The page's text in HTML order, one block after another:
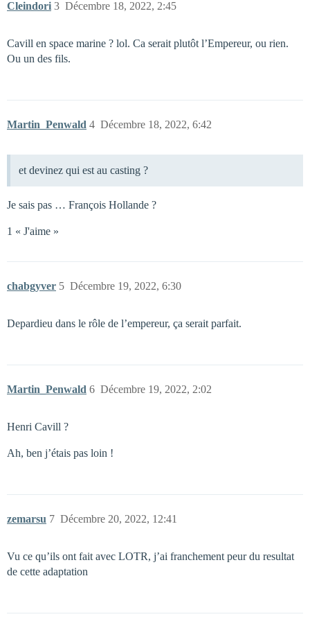
Cleindori Décembre 18, 2022, 2:45
3
Cavill en space marine ? lol. Ca serait plutôt l’Empereur, ou rien.
Ou un des fils.
Martin_Penwald Décembre 18, 2022, 6:42
4
et devinez qui est au casting ?
Je sais pas … François Hollande ?
1 « J'aime »
chabgyver Décembre 19, 2022, 6:30
5
Depardieu dans le rôle de l’empereur, ça serait parfait.
Martin_Penwald Décembre 19, 2022, 2:02
6
Henri Cavill ?
Ah, ben j’étais pas loin !
zemarsu Décembre 20, 2022, 12:41
7
Vu ce qu’ils ont fait avec LOTR, j’ai franchement peur du resultat
de cette adaptation